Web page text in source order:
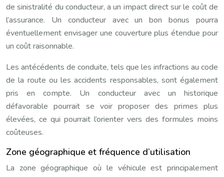
de sinistralité du conducteur, a un impact direct sur le coût de
l’assurance. Un conducteur avec un bon bonus pourra
éventuellement envisager une couverture plus étendue pour
un coût raisonnable.
Les antécédents de conduite, tels que les infractions au code
de la route ou les accidents responsables, sont également
pris en compte. Un conducteur avec un historique
défavorable pourrait se voir proposer des primes plus
élevées, ce qui pourrait l’orienter vers des formules moins
coûteuses.
Zone géographique et fréquence d’utilisation
La zone géographique où le véhicule est principalement